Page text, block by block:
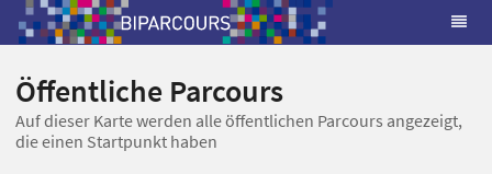
Öffentliche Parcours
Auf dieser Karte werden alle öffentlichen Parcours angezeigt,
die einen Startpunkt haben